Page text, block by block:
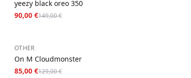
yeezy black oreo 350
90,00 €149,00 €
−34%
OTHER
On M Cloudmonster
85,00 €129,00 €